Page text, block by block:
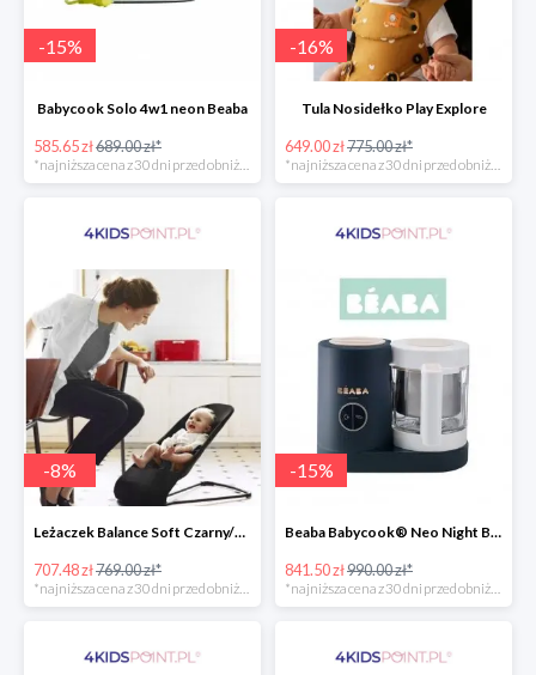
-15%
Babycook Solo 4w1 neon Beaba
585.65 zł689.00 zł*
-16%
Tula Nosidełko Play Explore
649.00 zł775.00 zł*
-8%
Leżaczek Balance Soft Czarny/Ciemnoszary + Zabawka BabyBjorn
707.48 zł769.00 zł*
*najniższa cena z 30 dni przed obniżką
-15%
Beaba Babycook® Neo Night Blue
841.50 zł990.00 zł*
*najniższa cena z 30 dni przed obniżką